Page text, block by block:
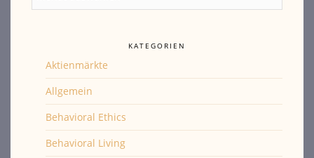
KATEGORIEN
Aktienmärkte
Allgemein
Behavioral Ethics
Behavioral Living